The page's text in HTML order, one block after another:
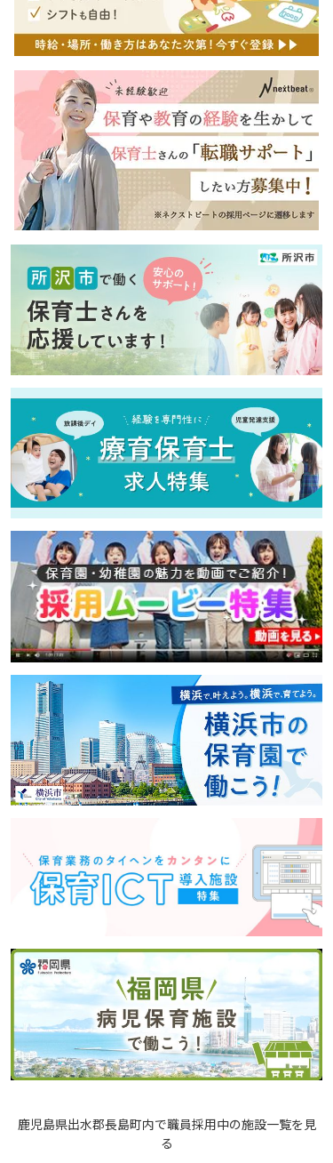
鹿児島県出水郡長島町内で職員採用中の施設一覧を見
る